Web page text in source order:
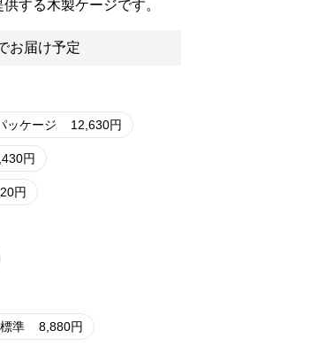
する木製ケージです。
お届け予定
ッケージ 12,630円
円
円
準 8,880円